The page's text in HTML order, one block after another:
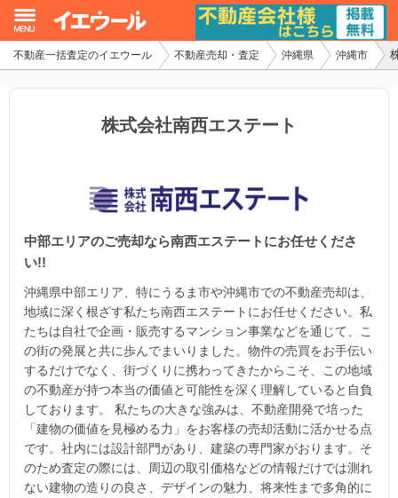
不動産一括査定のイエウール 不動産売却・査定 沖縄県 沖縄市
株式会社南西エステート
中部エリアのご売却なら南西エステートにお任せくださ
い!!
沖縄県中部エリア、特にうるま市や沖縄市での不動産売却は、
地域に深く根ざす私たち南西エステートにお任せください。私
たちは自社で企画・販売するマンション事業などを通じて、こ
の街の発展と共に歩んでまいりました。物件の売買をお手伝い
するだけでなく、街づくりに携わってきたからこそ、この地域
の不動産が持つ本当の価値と可能性を深く理解していると自負
しております。 私たちの大きな強みは、不動産開発で培った
「建物の価値を見極める力」をお客様の売却活動に活かせる点
です。社内には設計部門があり、建築の専門家がおります。そ
のため査定の際には、周辺の取引価格などの情報だけでは測れ
ない建物の造りの良さ、デザインの魅力、将来性まで多角的に
イエウール加盟希望の不動産会社様
不動産の売却・一括査定
家査定シミュレーター
お問い合わせ